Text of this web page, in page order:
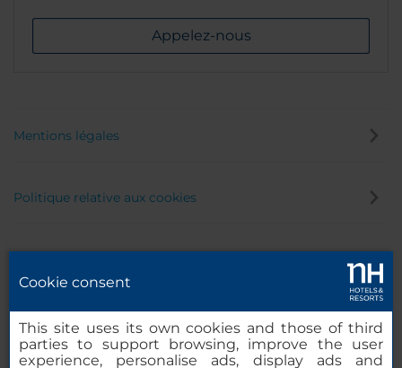
Appelez-nous
Mentions légales
Politique relative aux cookies
Canal éthique
Cookie consent
This site uses its own cookies and those of third
parties to support browsing, improve the user
experience, personalise ads, display ads and